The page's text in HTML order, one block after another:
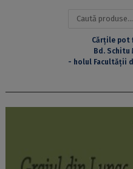
Caută
Cărțile pot
Bd. Schitu
- holul Facultății